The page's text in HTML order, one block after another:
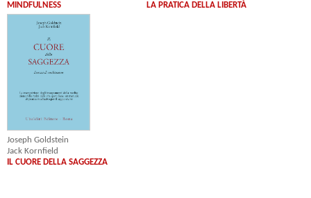
MINDFULNESS
LA PRATICA DELLA LIBERTÀ
Joseph Goldstein
Jack Kornfield
IL CUORE DELLA SAGGEZZA